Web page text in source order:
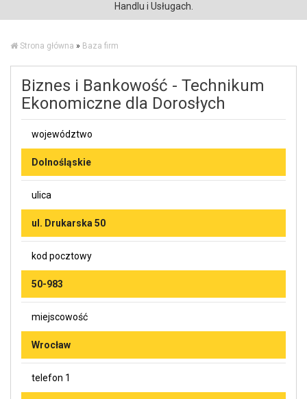
Handlu i Usługach.
Strona główna » Baza firm
Biznes i Bankowość - Technikum
Ekonomiczne dla Dorosłych
województwo
Dolnośląskie
ulica
ul. Drukarska 50
kod pocztowy
50-983
miejscowość
Wrocław
telefon 1